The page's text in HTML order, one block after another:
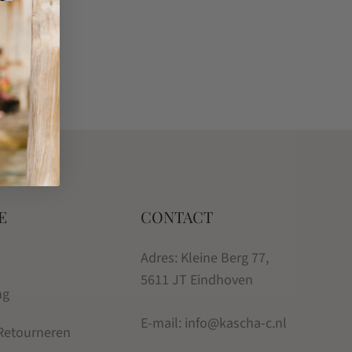
CONTACT
Adres: Kleine Berg 77,
5611 JT Eindhoven
E-mail: info@kascha-c.nl